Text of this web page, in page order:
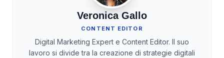
Veronica Gallo
CONTENT EDITOR
Digital Marketing Expert e Content Editor. Il suo
lavoro si divide tra la creazione di strategie digitali